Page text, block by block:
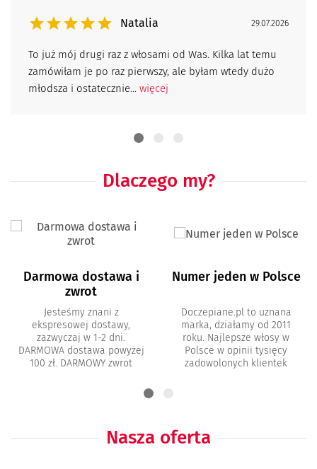
Natalia 29.07.2026
To już mój drugi raz z włosami od Was. Kilka lat temu
zamówiłam je po raz pierwszy, ale byłam wtedy dużo
młodsza i ostatecznie... więcej
Dlaczego my?
Darmowa dostawa i
zwrot
Jesteśmy znani z
ekspresowej dostawy,
zazwyczaj w 1-2 dni.
DARMOWA dostawa powyżej
100 zł. DARMOWY zwrot
Numer jeden w Polsce
Doczepiane.pl to uznana
marka, działamy od 2011
roku. Najlepsze włosy w
Polsce w opinii tysięcy
zadowolonych klientek
Nasza oferta